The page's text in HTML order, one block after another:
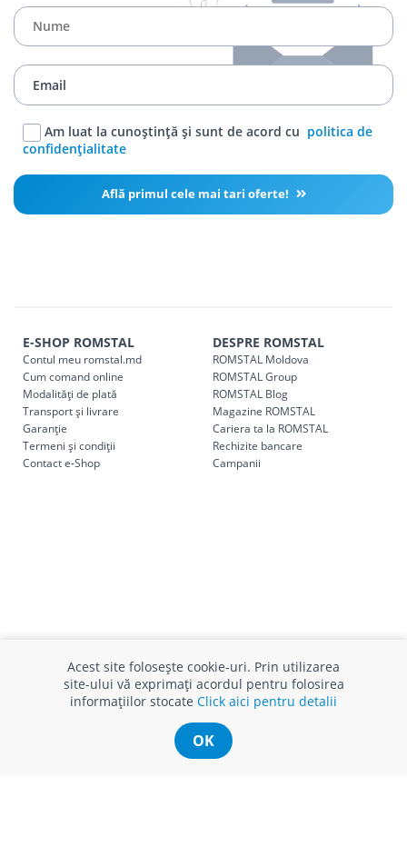
Am luat la cunoștință și sunt de acord cu politica de
confidențialitate
Află primul cele mai tari oferte!
E-SHOP ROMSTAL
Contul meu romstal.md
Cum comand online
Modalități de plată
Transport și livrare
Garanție
Termeni și condiții
Contact e-Shop
DESPRE ROMSTAL
ROMSTAL Moldova
ROMSTAL Group
ROMSTAL Blog
Magazine ROMSTAL
Cariera ta la ROMSTAL
Rechizite bancare
Campanii
SUPORT CLIENȚI
Relații clienți
Finanțare in rate
Acest site folosește cookie-uri. Prin utilizarea
site-ului vă exprimați acordul pentru folosirea
informațiilor stocate Click aici pentru detalii
OK